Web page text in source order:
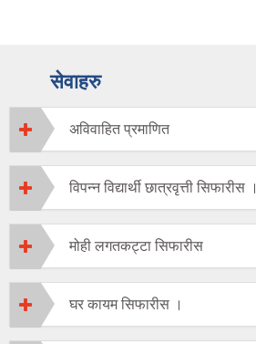
सेवाहरु
अविवाहित प्रमाणित
विपन्न विद्यार्थी छात्रवृत्ती सिफारीस ।
मोही लगतकट्टा सिफारीस
घर कायम सिफारीस ।